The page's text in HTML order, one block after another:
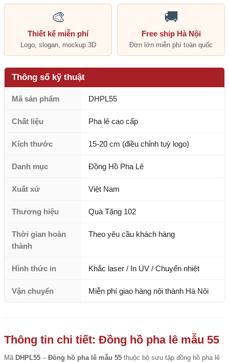
🎨
Thiết kế miễn phí
Logo, slogan, mockup 3D
🚚
Free ship Hà Nội
Đơn lớn miễn phí toàn quốc
Thông số kỹ thuật
Mã sản phẩm DHPL55
Chất liệu Pha lê cao cấp
Kích thước 15-20 cm (điều chỉnh tuỳ logo)
Danh mục Đồng Hồ Pha Lê
Xuất xứ Việt Nam
Thương hiệu Quà Tặng 102
Thời gian hoàn
thành
Theo yêu cầu khách hàng
Hình thức in Khắc laser / In UV / Chuyển nhiệt
Vận chuyển Miễn phí giao hàng nội thành Hà Nội
Thông tin chi tiết: Đồng hồ pha lê mẫu 55
Mã DHPL55 – Đồng hồ pha lê mẫu 55 thuộc bộ sưu tập đồng hồ pha lê